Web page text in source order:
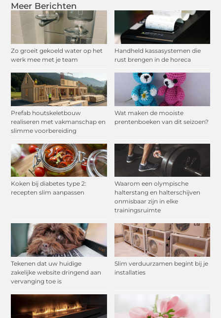
Meer Berichten
Zo groeit gekoeld water op het
werk mee met je team
Handheld kassasystemen die
rust brengen in de horeca
Prefab houtskeletbouw
realiseren met vakmanschap en
slimme voorbereiding
Wat maken de mooiste
prentenboeken van dit seizoen?
Koken bij diabetes type 2:
recepten slim aanpassen
Waarom een olympische
halterstang en halterschijven
onmisbaar zijn in elke
trainingsruimte
Tekenen dat uw huidige
zakelijke website dringend aan
vervanging toe is
Slim verduurzamen begint bij je
installaties